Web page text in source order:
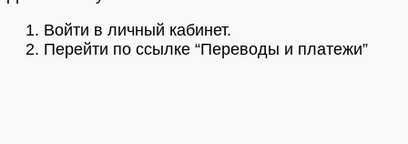
Войти в личный кабинет.
Перейти по ссылке “Переводы и платежи”